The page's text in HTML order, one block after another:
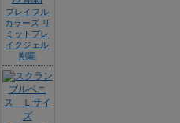
プレイフル
カラーズ リ
ミットブレ
イクジェル
剛覇